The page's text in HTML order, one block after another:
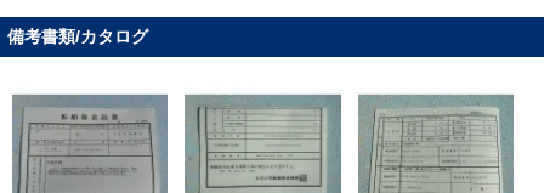
備考書類/カタログ